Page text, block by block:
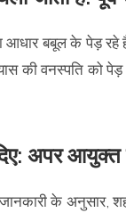
आधार बबूल के पेड़
की वनस्पति को
अपर आयुक्त
के अनुसार,